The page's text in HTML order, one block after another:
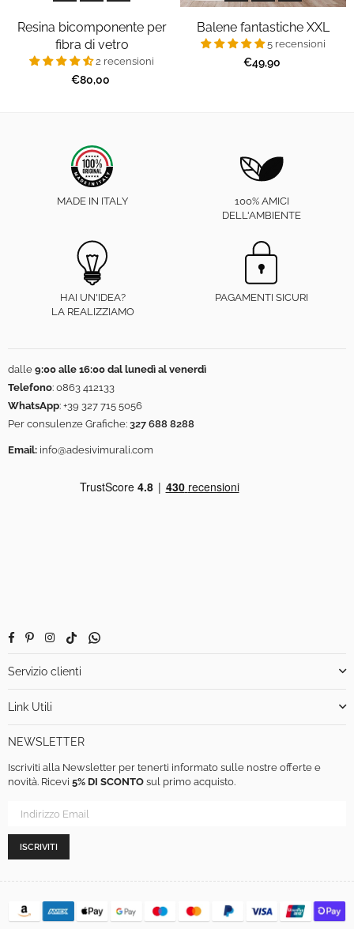
Resina bicomponente per
fibra di vetro
2 recensioni
Prezzo
€80,00
Balene fantastiche XXL
5 recensioni
Prezzo
€49,90
MADE IN ITALY
100% AMICI
DELL'AMBIENTE
HAI UN'IDEA?
LA REALIZZIAMO
PAGAMENTI SICURI
dalle 9:00 alle 16:00 dal lunedì al venerdì
Telefono: 0863 412133
WhatsApp: +39 327 715 5056
Per consulenze Grafiche: 327 688 8288
Email: info@adesivimurali.com
FacebookPinterestInstagram
TikTokWhatsapp
Servizio clienti
Link Utili
NEWSLETTER
Iscriviti alla Newsletter per tenerti informato sulle nostre offerte e
novità. Ricevi 5% DI SCONTO sul primo acquisto.
ISCRIVITI